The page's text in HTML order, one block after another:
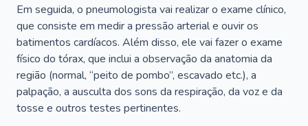
Em seguida, o pneumologista vai realizar o exame clínico,
que consiste em medir a pressão arterial e ouvir os
batimentos cardíacos. Além disso, ele vai fazer o exame
físico do tórax, que inclui a observação da anatomia da
região (normal, “peito de pombo”, escavado etc.), a
palpação, a ausculta dos sons da respiração, da voz e da
tosse e outros testes pertinentes.